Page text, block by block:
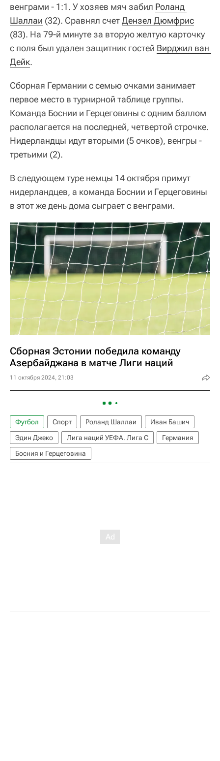
венграми - 1:1. У хозяев мяч забил Роланд
Шаллаи (32). Сравнял счетДензел Дюмфрис
(83). На 79-й минуте за вторую желтую карточку
с поля был удален защитник гостей Вирджил ван
Дейк.
Сборная Германии с семью очками занимает
первое место в турнирной таблице группы.
Команда Боснии и Герцеговины с одним баллом
располагается на последней, четвертой строчке.
Нидерландцы идут вторыми (5 очков), венгры -
третьими (2).
В следующем туре немцы 14 октября примут
нидерландцев, а команда Боснии и Герцеговины
в этот же день дома сыграет с венграми.
Сборная Эстонии победила команду
Азербайджана в матче Лиги наций
11 октября 2024, 21:03
Футбол Спорт Роланд Шаллаи
Иван Башич
Эдин Джеко
Лига наций УЕФА. Лига C
Германия
Босния и Герцеговина